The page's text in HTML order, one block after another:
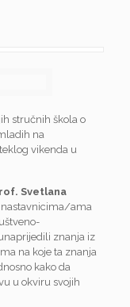
stručnih škola o
na
vikenda u
Svetlana
nastavnicima/ama
znanja iz
na koje ta znanja
kako da
u okviru svojih